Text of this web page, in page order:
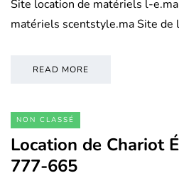
Site location de matériels l-
matériels scentstyle.ma Site de
READ MORE
NON CLASSÉ
Location de Chariot
777-665